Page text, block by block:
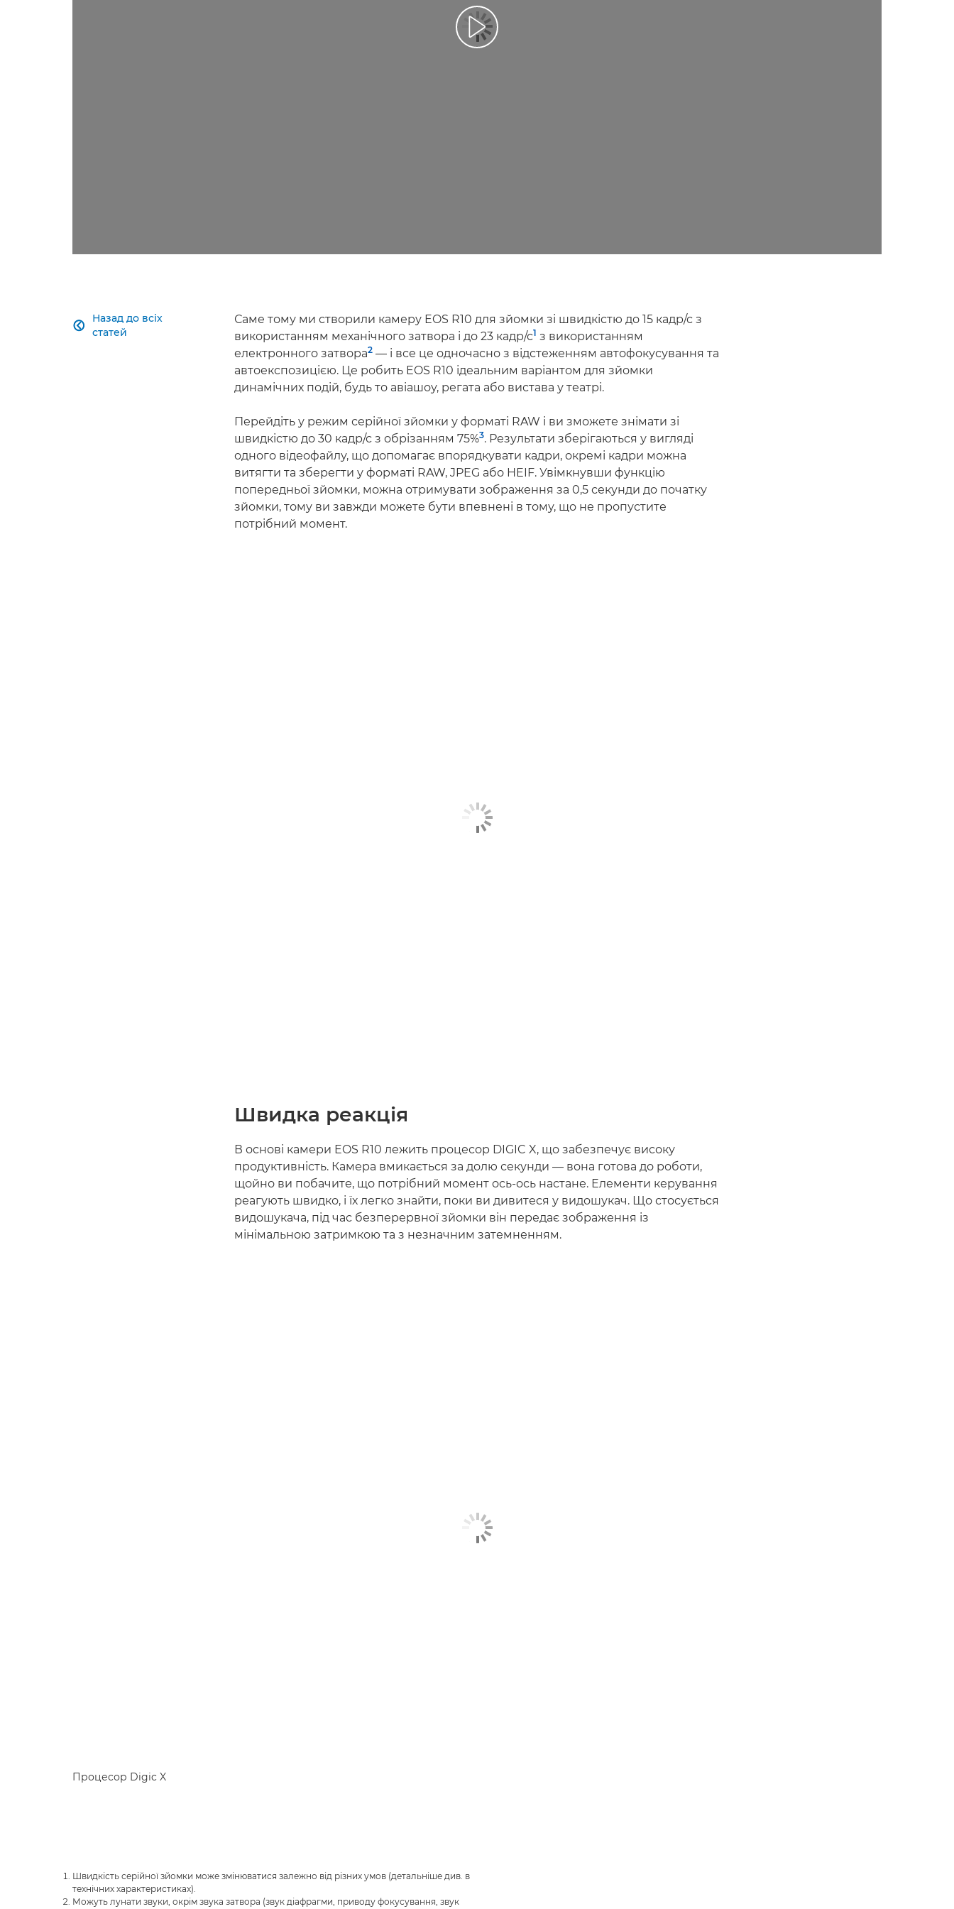
Відтворення відео
Назад до всіх
статей

Саме тому ми створили камеру EOS R10 для зйомки зі швидкістю до 15 кадр/с з
використанням механічного затвора і до 23 кадр/с1 з використанням
електронного затвора2 — і все це одночасно з відстеженням автофокусування та
автоекспозицією. Це робить EOS R10 ідеальним варіантом для зйомки
динамічних подій, будь то авіашоу, регата або вистава у театрі.
Перейдіть у режим серійної зйомки у форматі RAW і ви зможете знімати зі
швидкістю до 30 кадр/с з обрізанням 75%3. Результати зберігаються у вигляді
одного відеофайлу, що допомагає впорядкувати кадри, окремі кадри можна
витягти та зберегти у форматі RAW, JPEG або HEIF. Увімкнувши функцію
попередньої зйомки, можна отримувати зображення за 0,5 секунди до початку
зйомки, тому ви завжди можете бути впевнені в тому, що не пропустите
потрібний момент.
Швидка реакція
В основі камери EOS R10 лежить процесор DIGIC X, що забезпечує високу
продуктивність. Камера вмикається за долю секунди — вона готова до роботи,
щойно ви побачите, що потрібний момент ось-ось настане. Елементи керування
реагують швидко, і їх легко знайти, поки ви дивитеся у видошукач. Що стосується
видошукача, під час безперервної зйомки він передає зображення із
мінімальною затримкою та з незначним затемненням.
Процесор Digic X
Швидкість серійної зйомки може змінюватися залежно від різних умов (детальніше див. в
технічних характеристиках).
Можуть лунати звуки, окрім звука затвора (звук діафрагми, приводу фокусування, звук